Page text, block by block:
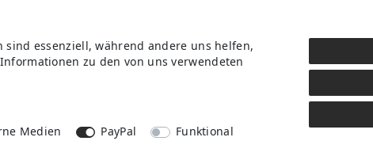
* Alle Preise inkl. ges. MwSt. zzgl. Versandkosten
Deutschlands, Lieferzeiten für andere Länder entnehmen Sie bitte der
GmbH. Alle Rechte vorbehalten.
sind essenziell, während andere uns helfen,
zu den von uns verwendeten
Medien PayPal
Funktional